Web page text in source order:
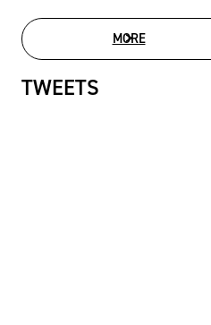
MOREMOVIE LIST
TWEETS